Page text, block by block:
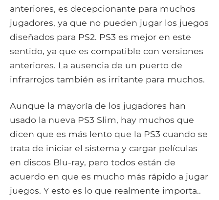
anteriores, es decepcionante para muchos
jugadores, ya que no pueden jugar los juegos
diseñados para PS2. PS3 es mejor en este
sentido, ya que es compatible con versiones
anteriores. La ausencia de un puerto de
infrarrojos también es irritante para muchos.
Aunque la mayoría de los jugadores han
usado la nueva PS3 Slim, hay muchos que
dicen que es más lento que la PS3 cuando se
trata de iniciar el sistema y cargar películas
en discos Blu-ray, pero todos están de
acuerdo en que es mucho más rápido a jugar
juegos. Y esto es lo que realmente importa..